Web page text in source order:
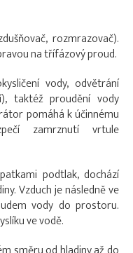
rozmrazovač).
na třífázový proud.
vody, odvětrání
taktéž proudění vody
pomáhá k účinnému
zamrznutí vrtule
podtlak, dochází
Vzduch je následně ve
vody do prostoru.
ve vodě.